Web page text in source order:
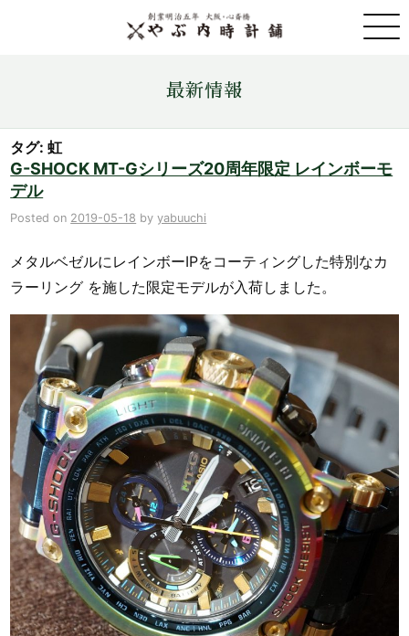
金・プラチナ・コイン売買
店舗情報
お問い合わせ
最新情報
タグ: 虹
G-SHOCK MT-Gシリーズ20周年限定 レインボーモ
デル
Posted on 2019-05-18 byyabuuchi
メタルベゼルにレインボーIPをコーティングした特別なカ
ラーリング を施した限定モデルが入荷しました。